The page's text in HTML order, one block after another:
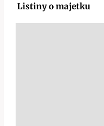
Listiny o majetku